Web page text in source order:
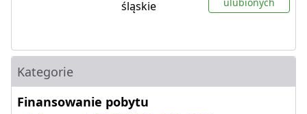
śląskie
Kategorie
Finansowanie pobytu